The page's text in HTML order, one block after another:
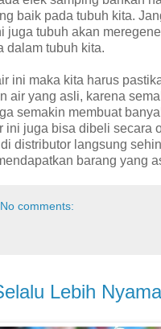
baik pada tubuh kita.
juga tubuh akan
dalam tubuh kita.
ini maka kita harus
air yang asli, karena
semakin membuat
ini juga bisa dibeli secara
distributor langsung
barang yang
No comments:
Lebih